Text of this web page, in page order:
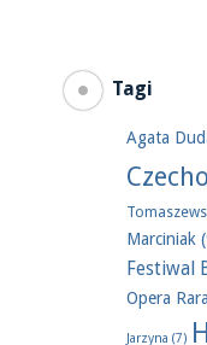
Tagi
Agata
Marciniak
Festiwal
Opera Rara
Jarzyna (7)